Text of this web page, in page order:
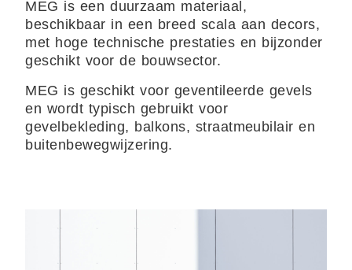
MEG is een duurzaam materiaal,
beschikbaar in een breed scala aan decors,
met hoge technische prestaties en bijzonder
geschikt voor de bouwsector.
MEG is geschikt voor geventileerde gevels
en wordt typisch gebruikt voor
gevelbekleding, balkons, straatmeubilair en
buitenbewegwijzering.